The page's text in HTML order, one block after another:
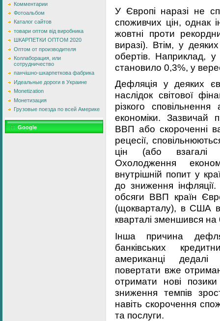
Комментарии
Фотоальбом
Каталог сайтов
товари оптом від виробника
ШКАРПЕТКИ ОПТОМ 2020
Оптом от производителя
Коллаборация, или
сотрудничество
панчішно-шкарпеткова фабрика
Идеальные дороги в Украине
Monetization
Монетизация
Грузовые поезда по всей Америке
Google
У Європі наразі не
споживчих цін, однак
жовтні проти
виразі). Втім, у
обертів. Наприклад, у
становило 0,3%, у
Дефляція у деяких
наслідок світової
різкого
економіки. Зазвичай
ВВП або скороченні
рецесії,
цін (або взагалі
Охолодження
внутрішній попит у
до зниження
обсяги ВВП країн
(щокварталу), в США
кварталі зменшився на
Інша причина
банківських
американці
повертати вже
отримати нові
зниження темпів
навіть скорочення
та послуги.